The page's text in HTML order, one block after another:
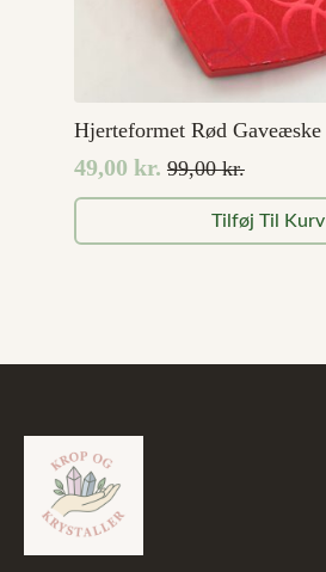
Hjerteformet Rød Gaveæske
99,00kr.
Den
oprindelige
pris
49,00 kr.
Den
aktuelle
pris
Tilføj Til Kurv